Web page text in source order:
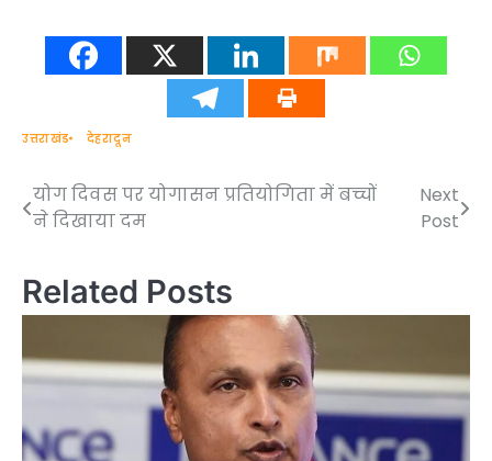
उत्तराखंड देहरादून
Post
योग दिवस पर योगासन प्रतियोगिता में बच्चों
ने दिखाया दम
Next
Post
Related Posts